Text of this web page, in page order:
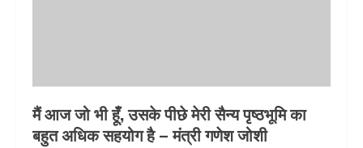
मैं आज जो भी हूँ, उसके पीछे मेरी सैन्य पृष्ठभूमि का
बहुत अधिक सहयोग है – मंत्री गणेश जोशी